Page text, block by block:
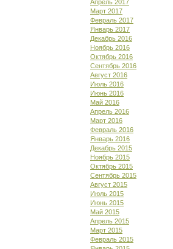
Апрель 2017
Март 2017
Февраль 2017
Январь 2017
Декабрь 2016
Ноябрь 2016
Октябрь 2016
Сентябрь 2016
Август 2016
Июль 2016
Июнь 2016
Май 2016
Апрель 2016
Март 2016
Февраль 2016
Январь 2016
Декабрь 2015
Ноябрь 2015
Октябрь 2015
Сентябрь 2015
Август 2015
Июль 2015
Июнь 2015
Май 2015
Апрель 2015
Март 2015
Февраль 2015